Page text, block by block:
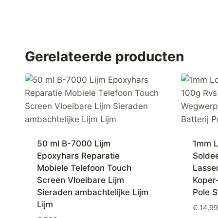
Gerelateerde producten
50 ml B-7000 Lijm
Epoxyhars Reparatie
Mobiele Telefoon Touch
Screen Vloeibare Lijm
Sieraden ambachtelijke Lijm
Lijm
1mm
Pole
€ 14,99